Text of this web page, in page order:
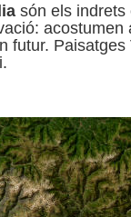
són els indrets
futur.